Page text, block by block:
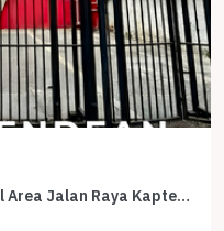
Mini Building 2,5 Lantai Komersial Area Jalan Raya Kapten Tendean